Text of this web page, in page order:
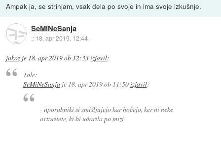
Ampak ja, se strinjam, vsak dela po svoje in ima svoje izkušnje.
SeMiNeSanja
:: 18. apr 2019, 12:44
jukoz je 18. apr 2019 ob 12:33izjavil:
Tole:
SeMiNeSanjaje 18. apr 2019 ob 11:50izjavil:
- uporabniki si zmišljujejo kar hočejo, ker ni neke
avtoritete, ki bi udarila po mizi